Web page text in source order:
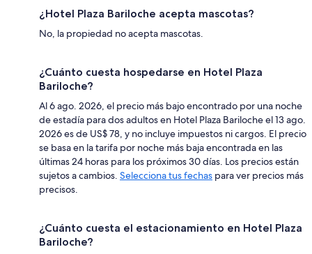
¿Hotel Plaza Bariloche acepta mascotas?
No, la propiedad no acepta mascotas.
¿Cuánto cuesta hospedarse en Hotel Plaza
Bariloche?
Al 6 ago. 2026, el precio más bajo encontrado por una noche
de estadía para dos adultos en Hotel Plaza Bariloche el 13 ago.
2026 es de US$ 78, y no incluye impuestos ni cargos. El precio
se basa en la tarifa por noche más baja encontrada en las
últimas 24 horas para los próximos 30 días. Los precios están
sujetos a cambios. Selecciona tus fechas para ver precios más
precisos.
¿Cuánto cuesta el estacionamiento en Hotel Plaza
Bariloche?